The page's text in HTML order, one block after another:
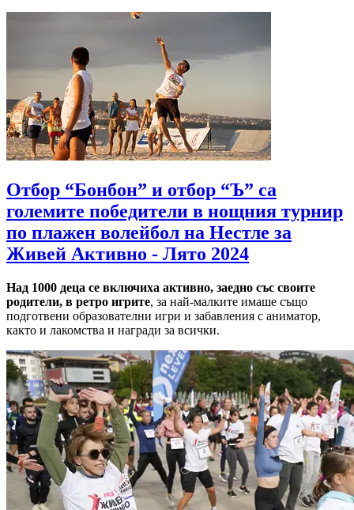
Отбор “Бонбон” и отбор “Ъ” са
големите победители в нощния турнир
по плажен волейбол на Нестле за
Живей Активно - Лято 2024
Над 1000 деца се включиха активно, заедно със своите
родители, в ретро игрите, за най-малките имаше също
подготвени образователни игри и забавления с аниматор,
както и лакомства и награди за всички.